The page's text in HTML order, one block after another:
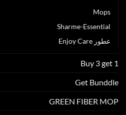
Mops
Sharme-Essential
عطور Enjoy Care
Buy 3 get 1
Get Bunddle
GREEN FIBER MOP